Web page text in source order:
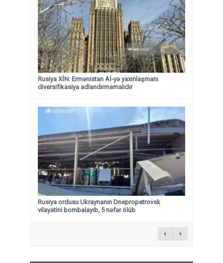
Rusiya XİN: Ermənistan Aİ-yə yaxınlaşmanı
diversifikasiya adlandırmamalıdır
Rusiya ordusu Ukraynanın Dnepropetrovsk
vilayətini bombalayıb, 5 nəfər ölüb